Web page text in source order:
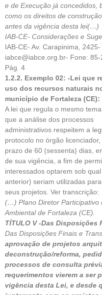
e de Execução já concedidos,
como os direitos de
antes da vigência desta lei(…)
IAB-CE- Considerações e
IAB-CE- Av. Carapinima,
iabce@iabce.org.br- Fone:
Pág. 4
1.2.2. Exemplo 02: -Lei que
uso dos recursos naturais
município de Fortaleza (CE):
A lei que regula o mesmo
que a análise dos processos
administrativos respeitem a
protocolo no órgão
prazo de 60 (sessenta) dias,
de sua vigência, a fim de
interessados optarem sob
anterior) seriam utilizadas
seus projetos. Ver transcrição:
(…) Plano Diretor Participativo
Ambiental de Fortaleza (CE).
TÍTULO V -Das Disposições
Das Disposições Finais e
aprovação de projetos
deconstrução/reforma,
processos de consulta
requerimentos vierem a ser
vigência desta Lei, e desde